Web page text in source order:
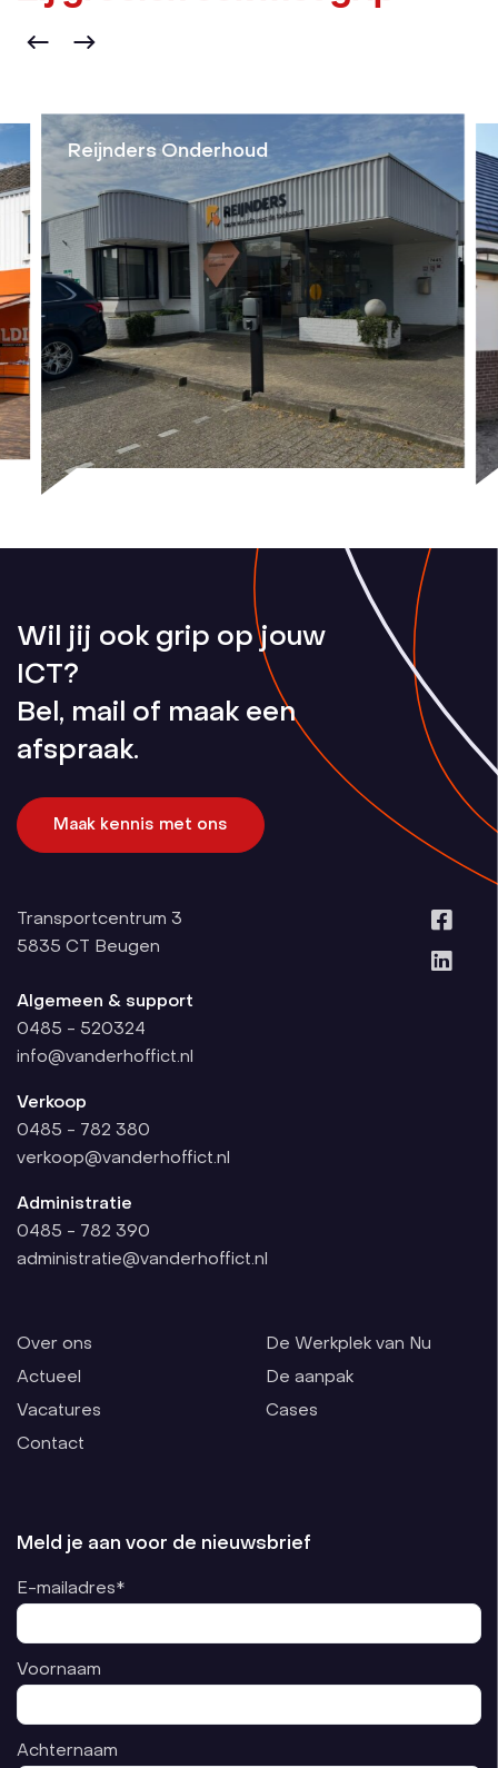
Reijnders Onderhoud
Wil jij ook grip op jouw
ICT?
Bel, mail of maak een
afspraak.
Maak kennis met ons
Transportcentrum 3
5835 CT
Beugen
Algemeen & support
0485 - 520324
info@vanderhoffict.nl
Verkoop
0485 - 782 380
verkoop@vanderhoffict.nl
Administratie
0485 - 782 390
administratie@vanderhoffict.nl
Over ons
Actueel
Vacatures
Contact
De Werkplek van Nu
De aanpak
Cases
Meld je aan voor de nieuwsbrief
E-mailadres*
Voornaam
Achternaam